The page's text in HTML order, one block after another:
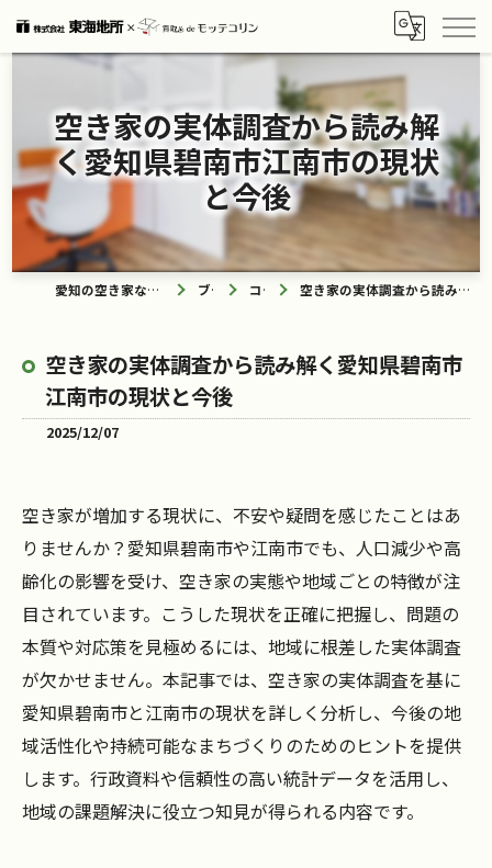
空き家の実体調査から読み解
く愛知県碧南市江南市の現状
と今後
愛知の空き家なら買取ル de モッテコリン ブログ コラム 空き家の実体調査から読み解く愛知県碧南市江南市の現状と今後
空き家の実体調査から読み解く愛知県碧南市
江南市の現状と今後
2025/12/07
空き家が増加する現状に、不安や疑問を感じたことはあ
りませんか？愛知県碧南市や江南市でも、人口減少や高
齢化の影響を受け、空き家の実態や地域ごとの特徴が注
目されています。こうした現状を正確に把握し、問題の
本質や対応策を見極めるには、地域に根差した実体調査
が欠かせません。本記事では、空き家の実体調査を基に
愛知県碧南市と江南市の現状を詳しく分析し、今後の地
域活性化や持続可能なまちづくりのためのヒントを提供
します。行政資料や信頼性の高い統計データを活用し、
地域の課題解決に役立つ知見が得られる内容です。